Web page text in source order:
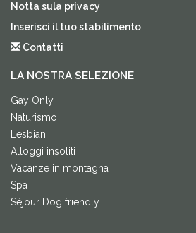
Notta sula privacy
Inserisci il tuo stabilimento
Contatti
LA NOSTRA SELEZIONE
Gay Only
Naturismo
Lesbian
Alloggi insoliti
Vacanze in montagna
Spa
Séjour Dog friendly